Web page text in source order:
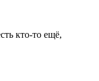
кто-то ещё,